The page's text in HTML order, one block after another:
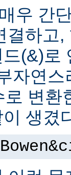
우 간
결하고
(&)로
자연
변환
생겼